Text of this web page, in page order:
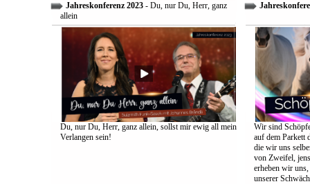
Jahreskonferenz 2023- Du, nur Du, Herr, ganz
allein
Du, nur Du, Herr, ganz allein, sollst mir ewig all mein
Verlangen sein!
Wir sind
auf dem Parkett
die wir uns
von Zweifel,
erheben wir
unserer